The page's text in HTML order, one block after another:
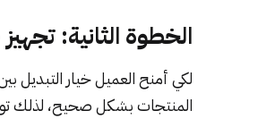
الخطوة الثانية:
لكي أمنح العميل خيار التبديل
المنتجات بشكل صحيح، لذلك